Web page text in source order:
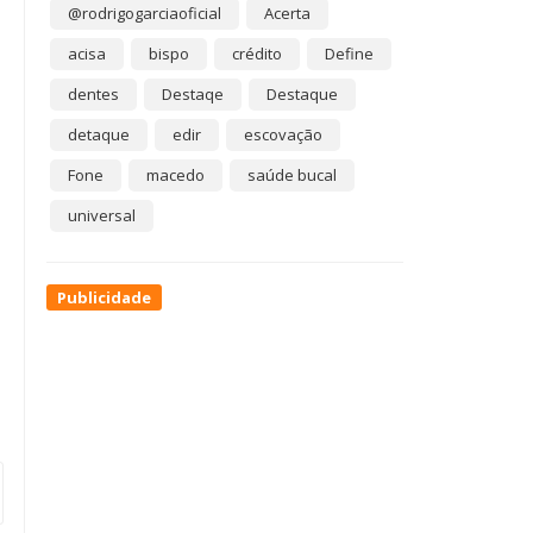
@rodrigogarciaoficial
Acerta
acisa
bispo crédito
Define
dentes
Destaqe
Destaque
detaque
edir
escovação
Fone
macedo
saúde bucal
universal
Publicidade